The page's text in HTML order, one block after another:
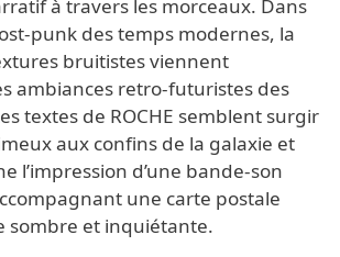
à travers les morceaux. Dans
punk des temps modernes, la
bruitistes viennent
ambiances retro-futuristes des
textes de ROCHE semblent surgir
aux confins de la galaxie et
l’impression d’une bande-son
une carte postale
sombre et inquiétante.